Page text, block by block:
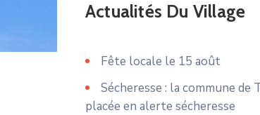
Actualités Du Village
Fête locale le 15 août
Sécheresse : la commune de
placée en alerte sécheresse